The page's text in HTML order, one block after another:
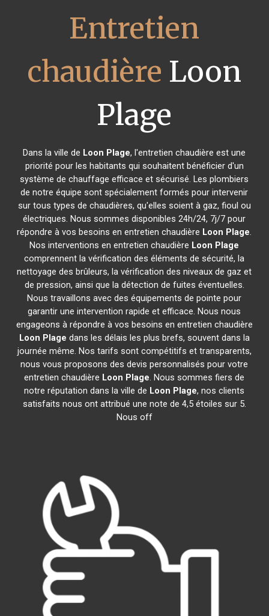
Entretien
chaudière Loon
Plage
Dans la ville de Loon Plage, l'entretien chaudière est une
priorité pour les habitants qui souhaitent bénéficier d'un
système de chauffage efficace et sécurisé. Les plombiers
de notre équipe sont spécialement formés pour intervenir
sur tous types de chaudières, qu'elles soient à gaz, fioul ou
électriques. Nous sommes disponibles 24h/24, 7j/7 pour
répondre à vos besoins en entretien chaudière Loon Plage.
Nos interventions en entretien chaudière Loon Plage
comprennent la vérification des éléments de sécurité, la
nettoyage des brûleurs, la vérification des niveaux de gaz et
de pression, ainsi que la détection de fuites éventuelles.
Nous travaillons avec des équipements de pointe pour
garantir une intervention rapide et efficace. Nous nous
engageons à répondre à vos besoins en entretien chaudière
Loon Plage dans les délais les plus brefs, souvent dans la
journée même. Nos tarifs sont compétitifs et transparents,
nous vous proposons des devis personnalisés pour votre
entretien chaudière Loon Plage. Nous sommes fiers de
notre réputation dans la ville de Loon Plage, nos clients
satisfaits nous ont attribué une note de 4,5 étoiles sur 5.
Nous off